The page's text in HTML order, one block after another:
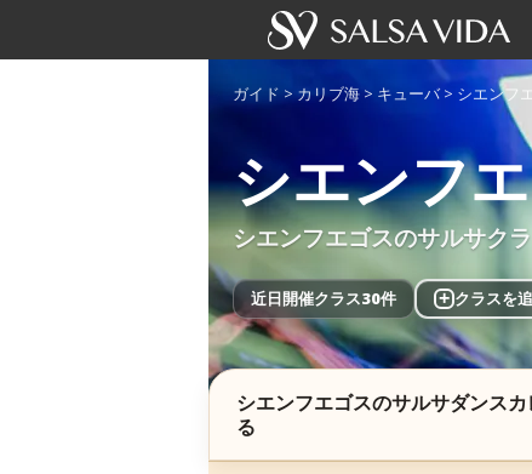
ガイド > カリブ海 > キューバ> シエンフ
シエンフ
シエンフエゴスのサルサク
近日開催クラス30件 + クラスを
シエンフエゴスのサルサダンス
る